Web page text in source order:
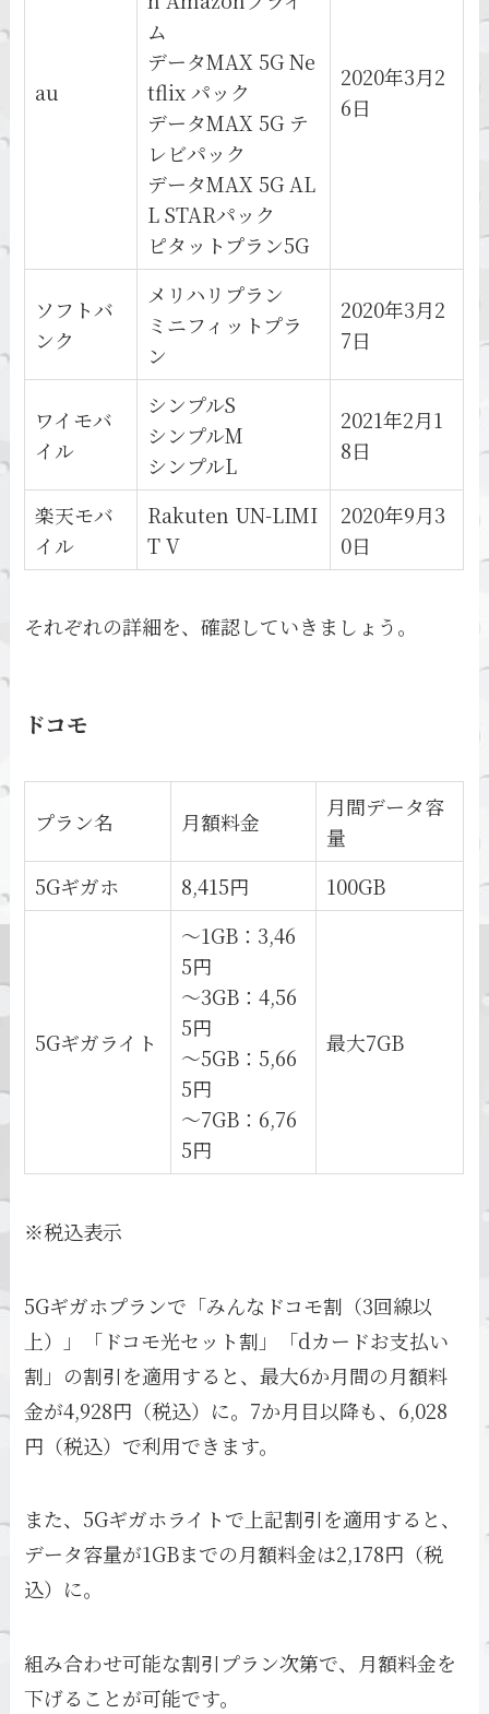
au
ム
データMAX 5G Ne
tflix パック
データMAX 5G テ
レビパック
データMAX 5G AL
L STARパック
ピタットプラン5G
2020年3月2
6日
ソフトバ
ンク
メリハリプラン
ミニフィットプラ
ン
2020年3月2
7日
ワイモバ
イル
シンプルS
シンプルM
シンプルL
2021年2月1
8日
楽天モバ
イル
Rakuten UN-LIMI
T V
2020年9月3
0日
それぞれの詳細を、確認していきましょう。
ドコモ
プラン名 月額料金
月間データ容
量
5Gギガホ
8,415円 100GB
5Gギガライト
～1GB：3,46
5円
～3GB：4,56
5円
～5GB：5,66
5円
～7GB：6,76
5円
最大7GB
※税込表示
5Gギガホプランで「みんなドコモ割（3回線以
上）」「ドコモ光セット割」「dカードお支払い
割」の割引を適用すると、最大6か月間の月額料
金が4,928円（税込）に。7か月目以降も、6,028
円（税込）で利用できます。
また、5Gギガホライトで上記割引を適用すると、
データ容量が1GBまでの月額料金は2,178円（税
込）に。
組み合わせ可能な割引プラン次第で、月額料金を
下げることが可能です。